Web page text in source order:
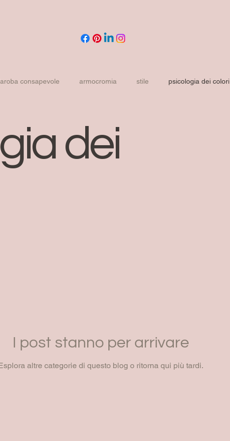
consapevole armocromia stile psicologia dei colori
dei
I post stanno per arrivare
altre categorie di questo blog o ritorna qui più tardi.